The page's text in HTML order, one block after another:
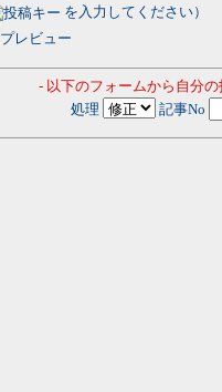
を入力してください）
プレビュー
- 以下のフォームから自分
処理
記事No